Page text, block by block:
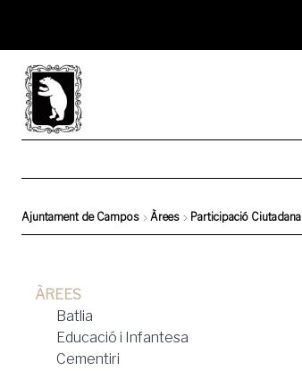
main
content
Ajuntament de Campos Àrees Participació Ciutadana
ÀREES
Batlia
Educació i Infantesa
Cementiri